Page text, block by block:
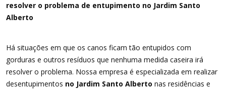
resolver o problema de entupimento no Jardim Santo
Alberto
Há situações em que os canos ficam tão entupidos com
gorduras e outros resíduos que nenhuma medida caseira irá
resolver o problema. Nossa empresa é especializada em realizar
desentupimentos no Jardim Santo Alberto nas residências e